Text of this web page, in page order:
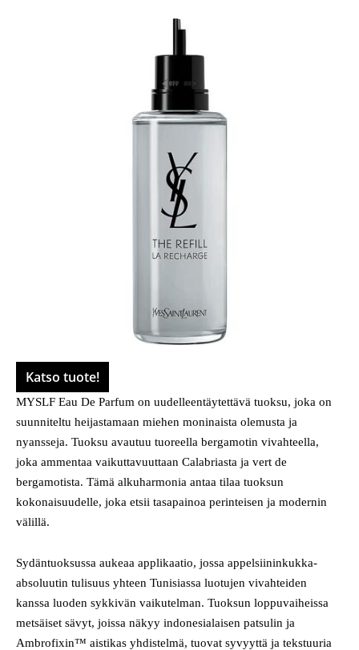
Katso tuote!
MYSLF Eau De Parfum on uudelleentäytettävä tuoksu, joka on
suunniteltu heijastamaan miehen moninaista olemusta ja
nyansseja. Tuoksu avautuu tuoreella bergamotin vivahteella,
joka ammentaa vaikuttavuuttaan Calabriasta ja vert de
bergamotista. Tämä alkuharmonia antaa tilaa tuoksun
kokonaisuudelle, joka etsii tasapainoa perinteisen ja modernin
välillä.
Sydäntuoksussa aukeaa applikaatio, jossa appelsiininkukka-
absoluutin tulisuus yhteen Tunisiassa luotujen vivahteiden
kanssa luoden sykkivän vaikutelman. Tuoksun loppuvaiheissa
metsäiset sävyt, joissa näkyy indonesialaisen patsulin ja
Ambrofixin™ aistikas yhdistelmä, tuovat syvyyttä ja tekstuuria